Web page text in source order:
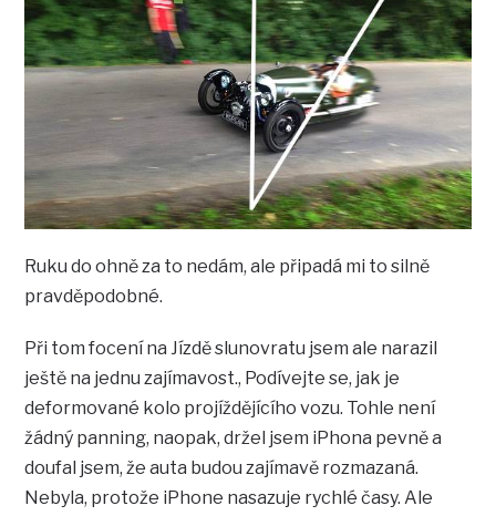
Ruku do ohně za to nedám, ale připadá mi to silně
pravděpodobné.
Při tom focení na Jízdě slunovratu jsem ale narazil
ještě na jednu zajímavost., Podívejte se, jak je
deformované kolo projíždějícího vozu. Tohle není
žádný panning, naopak, držel jsem iPhona pevně a
doufal jsem, že auta budou zajímavě rozmazaná.
Nebyla, protože iPhone nasazuje rychlé časy. Ale